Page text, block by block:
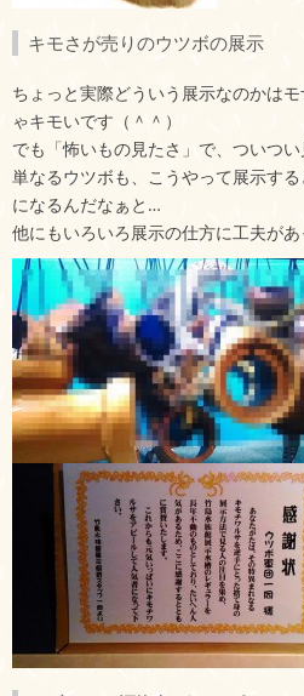
キモさが売りのウツボの展示
ちょっと実際どういう展示なのかは
ゃキモいです（＾＾）
でも「怖いもの見たさ」で、ついつい
単なるウツボも、こうやって展示す
になるんだなぁと…
他にもいろいろ展示の仕方に工夫があ